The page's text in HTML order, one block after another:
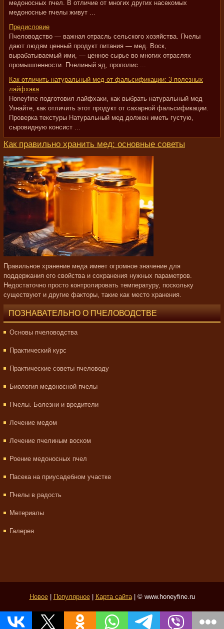
медоносных пчел. В отличие от многих других насекомых
медоносные пчелы живут ...
Предисловие
Пчеловодство — важная отрасль сельского хозяйства. Пчелы
дают людям ценный продукт питания — мед. Воск,
вырабатываемый ими, — ценное сырье во многих отраслях
промышленности. Пчелиный яд, прополис ...
Как отличить натуральный мед от фальсификации: 3 полезных
лайфхака
Honeyfine подготовил лайфхаки, как выбрать натуральный мед
Узнайте, как отличить этот продукт от сахарной фальсификации.
Проверка текстуры Натуральный мед должен иметь густую,
сыровидную консист ...
Как правильно хранить мед: основные советы
Правильное хранение меда имеет огромное значение для
поддержания его свойства и сохранения нужных параметров.
Недостаточно просто контролировать температуру, поскольку
существуют и другие факторы, такие как место хранения.
ПОЗНАВАТЕЛЬНО О ПЧЕЛОВОДСТВЕ
Основы пчеловодства
Практический курс
Практические советы пчеловоду
Биология медоносной пчелы
Пчелы. Болезни и вредители
Лечение медом
Лечение пчелиным воском
Роение медоносных пчел
Пасека на приусадебном участке
Пчелы в радость
Метериалы
Галерея
Новое| Популярное| Карта сайта| © www.honeyfine.ru